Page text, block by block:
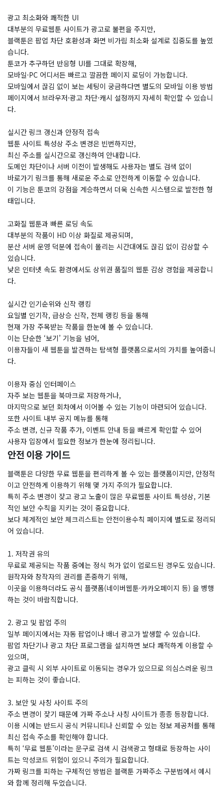
광고 최소화와 쾌적한 UI
대부분의 무료웹툰 사이트가 광고로 불편을 주지만,
블랙툰은 팝업 차단 호환성과 화면 비가림 최소화 설계로 집중도를 높였
습니다.
툰코가 추구하던 반응형 UI를 그대로 확장해,
모바일·PC 어디서든 빠르고 깔끔한 페이지 로딩이 가능합니다.
모바일에서 끊김 없이 보는 세팅이 궁금하다면 별도의 모바일 이용 방법
페이지에서 브라우저·광고 차단·캐시 설정까지 자세히 확인할 수 있습니
다.
실시간 링크 갱신과 안정적 접속
웹툰 사이트 특성상 주소 변경은 빈번하지만,
최신 주소를 실시간으로 갱신하여 안내합니다.
도메인 차단이나 서버 이전이 발생해도 사용자는 별도 검색 없이
바로가기 링크를 통해 새로운 주소로 안전하게 이동할 수 있습니다.
이 기능은 툰코의 강점을 계승하면서 더욱 신속한 시스템으로 발전한 형
태입니다.
고화질 웹툰과 빠른 로딩 속도
대부분의 작품이 HD 이상 화질로 제공되며,
분산 서버 운영 덕분에 접속이 몰리는 시간대에도 끊김 없이 감상할 수
있습니다.
낮은 인터넷 속도 환경에서도 상위권 품질의 웹툰 감상 경험을 제공합니
다.
실시간 인기순위와 신작 랭킹
요일별 인기작, 급상승 신작, 전체 랭킹 등을 통해
현재 가장 주목받는 작품을 한눈에 볼 수 있습니다.
이는 단순한 ‘보기’ 기능을 넘어,
이용자들이 새 웹툰을 발견하는 탐색형 플랫폼으로서의 가치를 높여줍니
다.
이용자 중심 인터페이스
자주 보는 웹툰을 북마크로 저장하거나,
마지막으로 보던 회차에서 이어볼 수 있는 기능이 마련되어 있습니다.
또한 사이트 내부 공지 메뉴를 통해
주소 변경, 신규 작품 추가, 이벤트 안내 등을 빠르게 확인할 수 있어
사용자 입장에서 필요한 정보가 한눈에 정리됩니다.
안전 이용 가이드
블랙툰은 다양한 무료 웹툰을 편리하게 볼 수 있는 플랫폼이지만, 안정적
이고 안전하게 이용하기 위해 몇 가지 주의가 필요합니다.
특히 주소 변경이 잦고 광고 노출이 많은 무료웹툰 사이트 특성상, 기본
적인 보안 수칙을 지키는 것이 중요합니다.
​보다 체계적인 보안 체크리스트는 안전이용수칙 페이지에 별도로 정리되
어 있습니다.
1. 저작권 유의
무료로 제공되는 작품 중에는 정식 허가 없이 업로드된 경우도 있습니다.
원작자와 창작자의 권리를 존중하기 위해,
이곳을 이용하더라도 공식 플랫폼(네이버웹툰·카카오페이지 등) 을 병행
하는 것이 바람직합니다.
2. 광고 및 팝업 주의
일부 페이지에서는 자동 팝업이나 배너 광고가 발생할 수 있습니다.
팝업 차단기나 광고 차단 프로그램을 설치하면 보다 쾌적하게 이용할 수
있으며,
광고 클릭 시 외부 사이트로 이동되는 경우가 있으므로 의심스러운 링크
는 피하는 것이 좋습니다.
3. 보안 및 사칭 사이트 주의
주소 변경이 잦기 때문에 가짜 주소나 사칭 사이트가 종종 등장합니다.
이용 시에는 반드시 공식 커뮤니티나 신뢰할 수 있는 정보 제공처를 통해
최신 접속 주소를 확인해야 합니다.
특히 ‘무료 웹툰’이라는 문구로 검색 시 검색광고 형태로 등장하는 사이
트는 악성코드 위험이 있으니 주의가 필요합니다.
가짜 링크를 피하는 구체적인 방법은 블랙툰 가짜주소 구분법에서 예시
와 함께 정리해 두었습니다.